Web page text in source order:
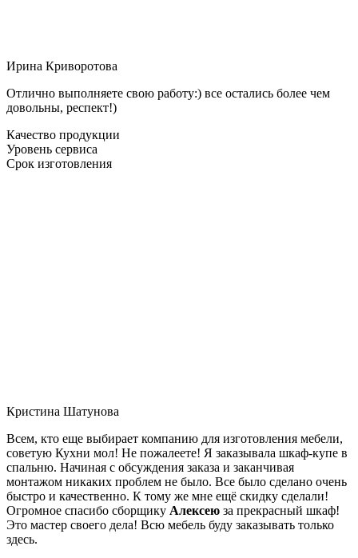
Ирина Криворотова
Отлично выполняете свою работу:) все остались более чем
довольны, респект!)
Качество продукции
Уровень сервиса
Срок изготовления
Кристина Шатунова
Всем, кто еще выбирает компанию для изготовления мебели,
советую Кухни мол! Не пожалеете! Я заказывала шкаф-купе в
спальню. Начиная с обсуждения заказа и заканчивая
монтажом никаких проблем не было. Все было сделано очень
быстро и качественно. К тому же мне ещё скидку сделали!
Огромное спасибо сборщику Алексею за прекрасный шкаф!
Это мастер своего дела! Всю мебель буду заказывать только
здесь.